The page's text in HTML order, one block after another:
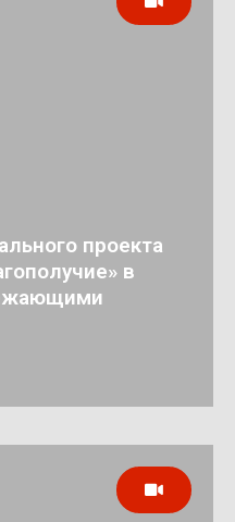
проекта
в